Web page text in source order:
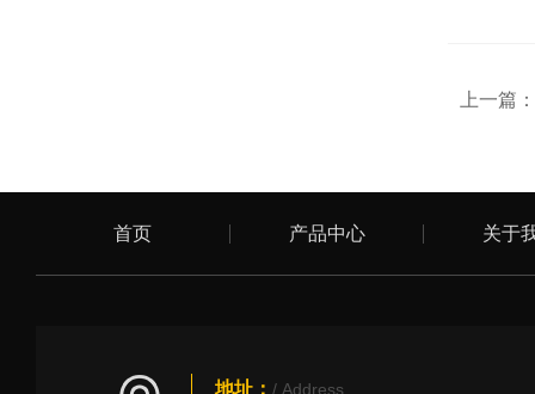
上一篇
首页 产品中心 关于
地址： / Address